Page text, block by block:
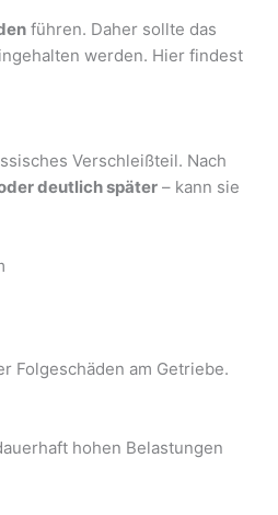
führen. Daher sollte das
werden. Hier findest
Verschleißteil. Nach
deutlich später – kann sie
Folgeschäden am Getriebe.
hohen Belastungen